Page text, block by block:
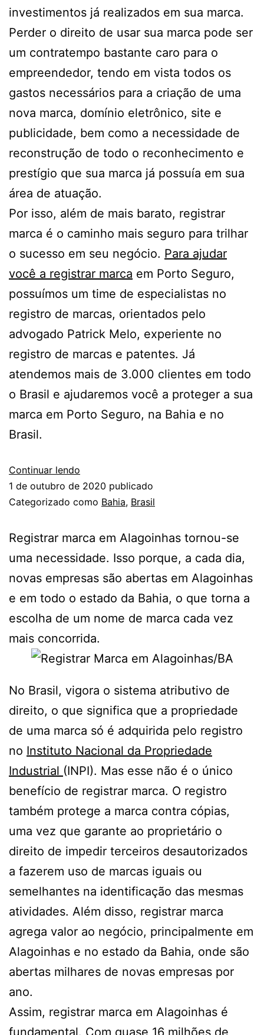
investimentos já realizados em sua marca.
Perder o direito de usar sua marca pode ser
um contratempo bastante caro para o
empreendedor, tendo em vista todos os
gastos necessários para a criação de uma
nova marca, domínio eletrônico, site e
publicidade, bem como a necessidade de
reconstrução de todo o reconhecimento e
prestígio que sua marca já possuía em sua
área de atuação.
Por isso, além de mais barato, registrar
marca é o caminho mais seguro para trilhar
o sucesso em seu negócio. Para ajudar
você a registrar marca em Porto Seguro,
possuímos um time de especialistas no
registro de marcas, orientados pelo
advogado Patrick Melo, experiente no
registro de marcas e patentes. Já
atendemos mais de 3.000 clientes em todo
o Brasil e ajudaremos você a proteger a sua
marca em Porto Seguro, na Bahia e no
Brasil.
Continuar lendo
1 de outubro de 2020 publicado
Categorizado como Bahia, Brasil
Registrar marca em Alagoinhas tornou-se
uma necessidade. Isso porque, a cada dia,
novas empresas são abertas em Alagoinhas
e em todo o estado da Bahia, o que torna a
escolha de um nome de marca cada vez
mais concorrida.
No Brasil, vigora o sistema atributivo de
direito, o que significa que a propriedade
de uma marca só é adquirida pelo registro
no Instituto Nacional da Propriedade
Industrial (INPI). Mas esse não é o único
benefício de registrar marca. O registro
também protege a marca contra cópias,
uma vez que garante ao proprietário o
direito de impedir terceiros desautorizados
a fazerem uso de marcas iguais ou
semelhantes na identificação das mesmas
atividades. Além disso, registrar marca
agrega valor ao negócio, principalmente em
Alagoinhas e no estado da Bahia, onde são
abertas milhares de novas empresas por
ano.
Assim, registrar marca em Alagoinhas é
fundamental. Com quase 16 milhões de